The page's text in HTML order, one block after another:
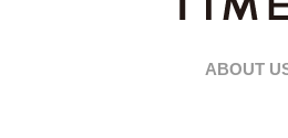
ABOUT